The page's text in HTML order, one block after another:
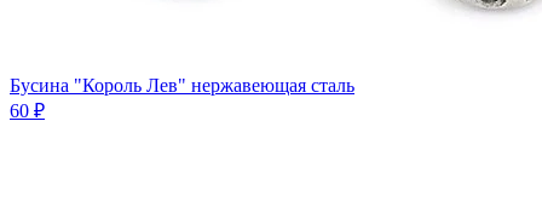
Бусина "Король Лев" нержавеющая сталь
60 ₽